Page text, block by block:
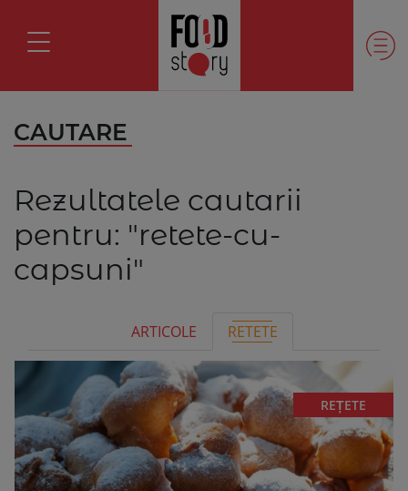
CAUTARE
Rezultatele cautarii
pentru: "retete-cu-
capsuni"
ARTICOLE RETETE
REȚETE